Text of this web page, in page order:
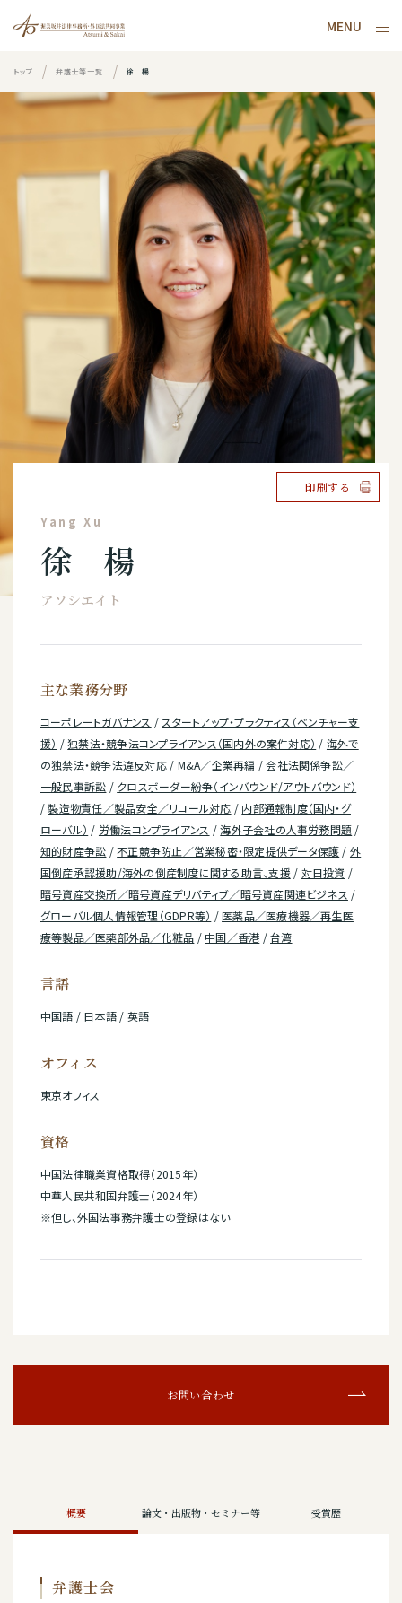
MENU
トップ 弁護士等一覧 徐 楊
印刷する
Yang Xu
徐 楊
アソシエイト
主な業務分野
コーポレートガバナンス / スタートアップ・プラクティス（ベンチャー支
援） /独禁法・競争法コンプライアンス（国内外の案件対応） / 海外で
の独禁法・競争法違反対応/ M&A／企業再編 /会社法関係争訟／
一般民事訴訟 / クロスボーダー紛争（インバウンド/アウトバウンド）
/製造物責任／製品安全／リコール対応 / 内部通報制度（国内・グ
ローバル） / 労働法コンプライアンス /海外子会社の人事労務問題 /
知的財産争訟 /不正競争防止／営業秘密・限定提供データ保護 / 外
国倒産承認援助/海外の倒産制度に関する助言、支援/ 対日投資 /
暗号資産交換所／暗号資産デリバティブ／暗号資産関連ビジネス /
グローバル個人情報管理（GDPR等） /医薬品／医療機器／再生医
療等製品／医薬部外品／化粧品 / 中国／香港 /台湾
言語
中国語 / 日本語 / 英語
オフィス
東京オフィス
資格
中国法律職業資格取得（2015年）
中華人民共和国弁護士（2024年）
※但し、外国法事務弁護士の登録はない
お問い合わせ
概要 論文・出版物・セミナー等 受賞歴
弁護士会